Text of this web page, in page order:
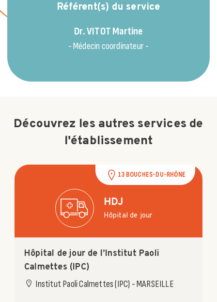
Référent(s) du service
Dr. VITOTMartine
- Médecin coordinateur -
Découvrez les autres services de
l'établissement
13 BOUCHES-DU-RHÔNE
HDJ
Hôpital de jour
Hôpital de jour de l’Institut Paoli
Calmettes (IPC)
Institut Paoli Calmettes (IPC) - MARSEILLE